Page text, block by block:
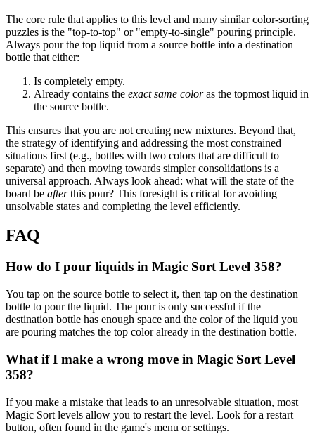
The core rule that applies to this level and many similar color-sorting
puzzles is the "top-to-top" or "empty-to-single" pouring principle.
Always pour the top liquid from a source bottle into a destination
bottle that either:
Is completely empty.
Already contains the exact same coloras the topmost liquid in
the source bottle.
This ensures that you are not creating new mixtures. Beyond that,
the strategy of identifying and addressing the most constrained
situations first (e.g., bottles with two colors that are difficult to
separate) and then moving towards simpler consolidations is a
universal approach. Always look ahead: what will the state of the
board be afterthis pour? This foresight is critical for avoiding
unsolvable states and completing the level efficiently.
FAQ
How do I pour liquids in Magic Sort Level 358?
You tap on the source bottle to select it, then tap on the destination
bottle to pour the liquid. The pour is only successful if the
destination bottle has enough space and the color of the liquid you
are pouring matches the top color already in the destination bottle.
What if I make a wrong move in Magic Sort Level
358?
If you make a mistake that leads to an unresolvable situation, most
Magic Sort levels allow you to restart the level. Look for a restart
button, often found in the game's menu or settings.